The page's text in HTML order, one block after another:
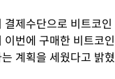
제수단으로 비트코인
이번에 구매한 비트코인
계획을 세웠다고 밝혔